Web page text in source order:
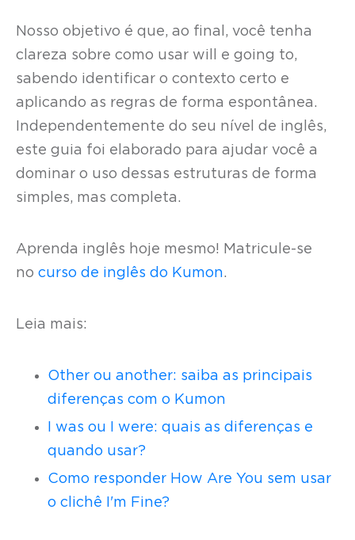
Nosso objetivo é que, ao final, você tenha
clareza sobre como usar will e going to,
sabendo identificar o contexto certo e
aplicando as regras de forma espontânea.
Independentemente do seu nível de inglês,
este guia foi elaborado para ajudar você a
dominar o uso dessas estruturas de forma
simples, mas completa.
Aprenda inglês hoje mesmo! Matricule-se
no curso de inglês do Kumon.
Leia mais:
Other ou another: saiba as principais
diferenças com o Kumon
I was ou I were: quais as diferenças e
quando usar?
Como responder How Are You sem usar
o clichê I'm Fine?